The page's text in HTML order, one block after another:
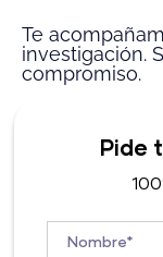
Te
investigación.
compromiso.
Pide
Nombre*